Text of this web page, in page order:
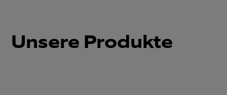
Unsere Produkte